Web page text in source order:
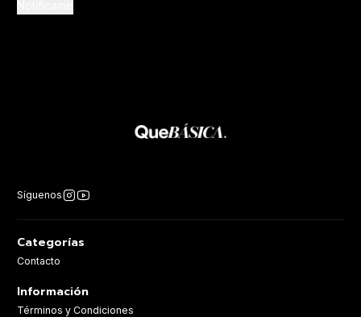
Síguenos
Categorías
Contacto
Información
Términos y Condiciones